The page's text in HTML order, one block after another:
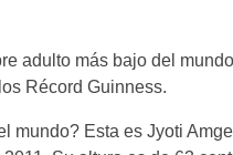
adulto más bajo del
Récord Guinness.
mundo? Esta es Jyoti